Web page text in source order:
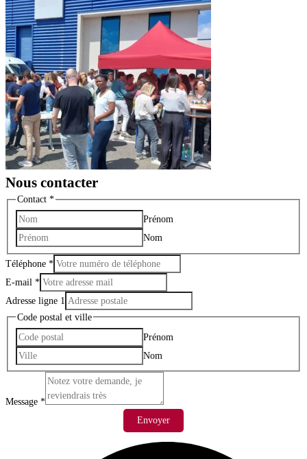
Nous contacter
Contact *
Prénom
Nom
Téléphone *
E-mail *
Adresse ligne 1
Code postal et ville
Prénom
Nom
Message *
Envoyer